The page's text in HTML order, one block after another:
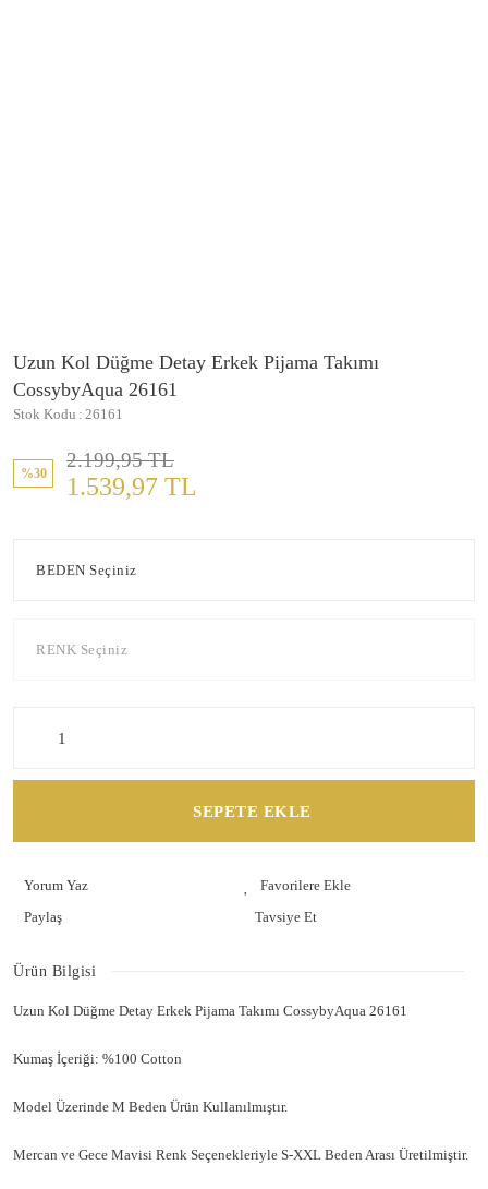
Uzun Kol Düğme Detay Erkek Pijama Takımı
CossybyAqua 26161
Stok Kodu 26161
%30
2.199,95 TL
1.539,97 TL
SEPETE EKLE
Yorum Yaz
Paylaş
Tavsiye Et
Ürün Bilgisi
Uzun Kol Düğme Detay Erkek Pijama Takımı CossybyAqua 26161
Kumaş İçeriği: %100 Cotton
Model Üzerinde M Beden Ürün Kullanılmıştır.
Mercan ve Gece Mavisi Renk Seçenekleriyle S-XXL Beden Arası Üretilmiştir.